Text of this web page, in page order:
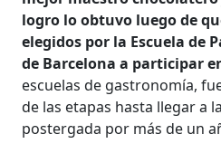
logro lo obtuvo luego de
elegidos por la Escuela de
de Barcelona a participar
escuelas de gastronomía,
de las etapas hasta llegar a
postergada por más de un